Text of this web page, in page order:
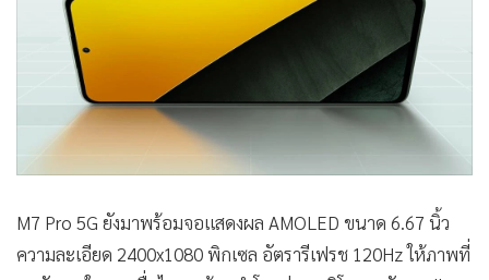
M7 Pro 5G ยังมาพร้อมจอแสดงผล AMOLED ขนาด 6.67 นิ้ว
ความละเอียด 2400x1080 พิกเซล อัตรารีเฟรช 120Hz ให้ภาพที่